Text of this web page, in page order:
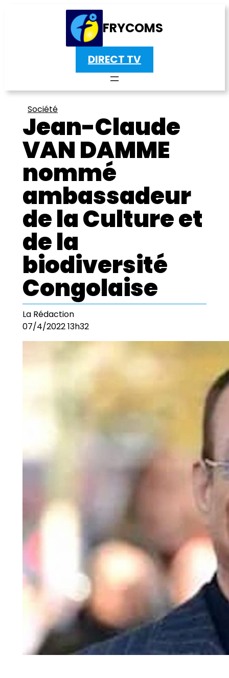
FRYCOMS
DIRECT TV
Société
Jean-Claude
VAN DAMME
nommé
ambassadeur
de la Culture et
de la
biodiversité
Congolaise
La Rédaction
07/4/2022 13h32